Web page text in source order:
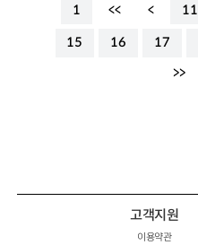
1 << < 11
15 16 17
>>
고객지원
이용약관